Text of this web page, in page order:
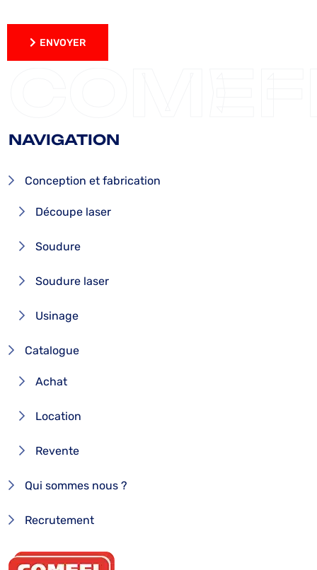
ENVOYER
NAVIGATION
Conception et fabrication
Découpe laser
Soudure
Soudure laser
Usinage
Catalogue
Achat
Location
Revente
Qui sommes nous ?
Recrutement